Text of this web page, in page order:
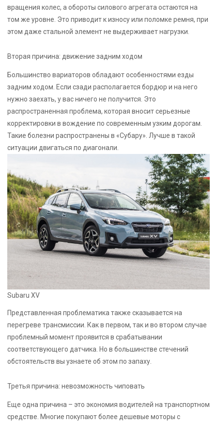
вращения колес, а обороты силового агрегата остаются на
том же уровне. Это приводит к износу или поломке ремня, при
этом даже стальной элемент не выдерживает нагрузки.
Вторая причина: движение задним ходом
Большинство вариаторов обладают особенностями езды
задним ходом. Если сзади располагается бордюр и на него
нужно заехать, у вас ничего не получится. Это
распространенная проблема, которая вносит серьезные
корректировки в вождение по современным узким дорогам.
Такие болезни распространены в «Субару». Лучше в такой
ситуации двигаться по диагонали.
Subaru XV
Представленная проблематика также сказывается на
перегреве трансмиссии. Как в первом, так и во втором случае
проблемный момент проявится в срабатывании
соответствующего датчика. Но в большинстве стечений
обстоятельств вы узнаете об этом по запаху.
Третья причина: невозможность чиповать
Еще одна причина – это экономия водителей на транспортном
средстве. Многие покупают более дешевые моторы с